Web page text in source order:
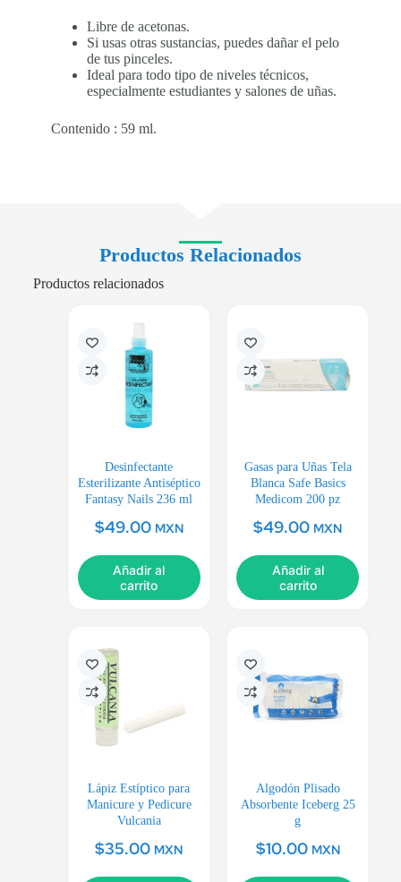
Libre de acetonas.
Si usas otras sustancias, puedes dañar el pelo
de tus pinceles.
Ideal para todo tipo de niveles técnicos,
especialmente estudiantes y salones de uñas.
Contenido : 59 ml.
Productos Relacionados
Productos relacionados
Desinfectante
Esterilizante Antiséptico
Fantasy Nails 236 ml
$49.00 MXN
Añadir al
carrito
Gasas para Uñas Tela
Blanca Safe Basics
Medicom 200 pz
$49.00 MXN
Añadir al
carrito
Lápiz Estíptico para
Manicure y Pedicure
Vulcania
$35.00 MXN
Algodón Plisado
Absorbente Iceberg 25
g
$10.00 MXN